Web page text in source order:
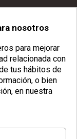
nosotros
para mejorar
relacionada con
tus hábitos de
o bien
en nuestra